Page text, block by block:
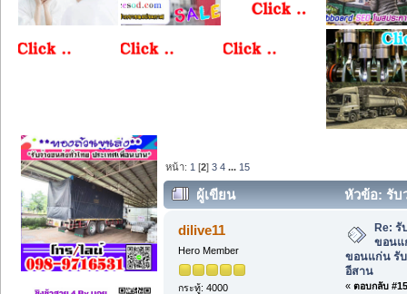
หน้า: 1 [2]3 4 ... 15
ผู้เขียน
หัวข้อ: รับ
ขอนแก่น รับงานกำจัดปลวกทั่วภาคอีสา
dilive11
Hero Member
กระทู้: 4000
Re: รั
ขอนแ
ขอนแก่น รั
อีสาน
« ตอบกลับ